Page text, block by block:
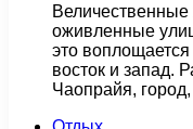
оживленные
это
восток и запад.
Чаопрайя,